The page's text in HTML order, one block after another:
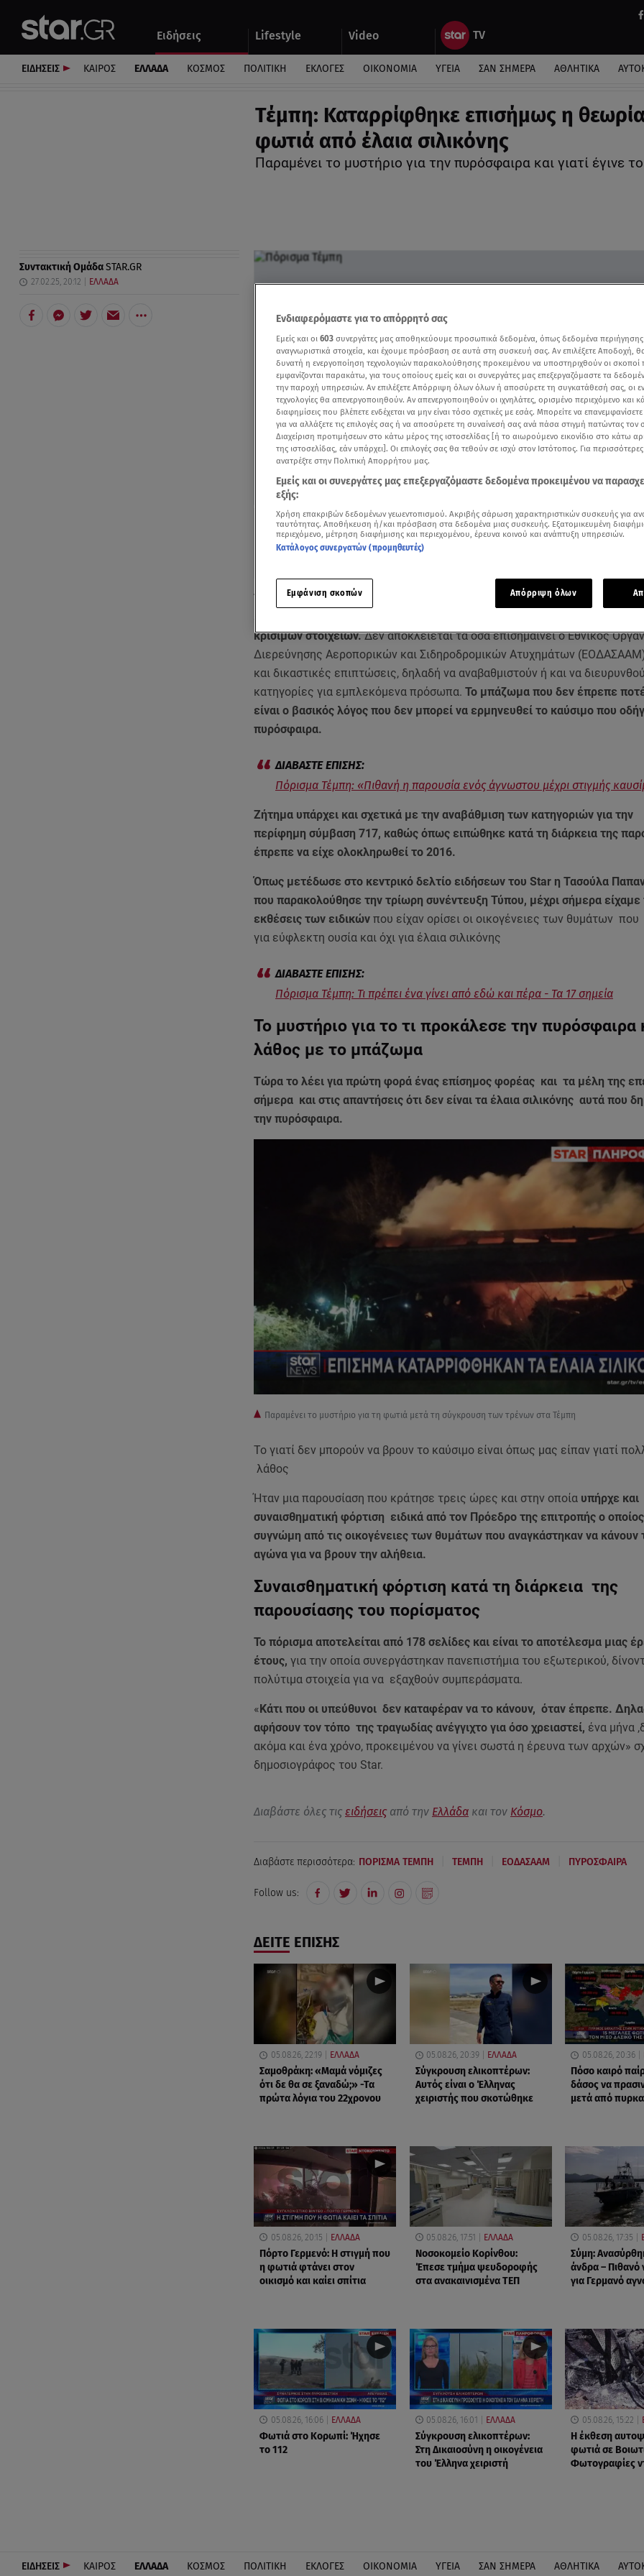
Ειδήσεις Lifestyle Video
Αυτοκίνητο
ΕΙΔΗΣΕΙΣ ΚΑΙΡΟΣ ΕΛΛΑΔΑ ΚΟΣΜΟΣ ΠΟΛΙΤΙΚΗ ΕΚΛΟΓΕΣ ΟΙΚΟΝΟΜΙΑ ΥΓΕΙΑ ΣΑΝ ΣΗΜΕΡΑ ΑΘΛΗΤΙΚΑ
Τέμπη: Καταρρίφθηκε επισήμως η
φωτιά από έλαια σιλικόνης
Παραμένει το μυστήριο για την πυρόσφαιρα και γιατί έγινε
Συντακτική ΟμάδαSTAR.GR
27.02.25, 20:12 ΕΛΛΑΔΑ
Δείτε περισσότερα άρθρα μας στα αποτελέσματα αναζήτησης
Το πόρισμα της Επιτροπής είναι σαφέστατο για το χάλι του ΟΣΕ και για το
κρίσιμων στοιχείων.Δεν αποκλείεται τα όσα επισημαίνει ο Εθνικός
Διερεύνησης Αεροπορικών και Σιδηροδρομικών Ατυχημάτων
και δικαστικές επιπτώσεις, δηλαδή να αναβαθμιστούν ή και να
κατηγορίες για εμπλεκόμενα πρόσωπα. Το μπάζωμα που δεν έπρεπε ποτέ
είναι ο βασικός λόγος που δεν μπορεί να ερμηνευθεί το καύσιμο που
πυρόσφαιρα.
Πόρισμα Τέμπη: «Πιθανή η παρουσία ενός άγνωστου μέχρι στιγμής
Ζήτημα υπάρχει και σχετικά με την αναβάθμιση των κατηγοριών για την
περίφημη σύμβαση 717, καθώς όπως ειπώθηκε κατά τη διάρκεια της
έπρεπε να είχε ολοκληρωθεί το 2016.
Όπως μετέδωσε στο κεντρικό δελτίο ειδήσεων του Star η Τασούλα
που παρακολούθησε την τρίωρη συνέντευξη Τύπου, μέχρι σήμερα είχαμε
εκθέσεις των ειδικών που είχαν ορίσει οι οικογένειες των θυμάτων που
για εύφλεκτη ουσία και όχι για έλαια σιλικόνης
Πόρισμα Τέμπη: Τι πρέπει ένα γίνει από εδώ και πέρα - Τα 17 σημεία
Το μυστήριο για το τι προκάλεσε την πυρόσφαιρα
λάθος με το μπάζωμα
Τώρα το λέει για πρώτη φορά ένας επίσημος φορέας και τα μέλη της
σήμερα και στις απαντήσεις ότι δεν είναι τα έλαια σιλικόνης αυτά που
την πυρόσφαιρα.
Παραμένει το μυστήριο για τη φωτιά μετά τη σύγκρουση των τρένων στα Τέμπη
Το γιατί δεν μπορούν να βρουν το καύσιμο είναι όπως μας είπαν γιατί
λάθος
Ήταν μια παρουσίαση που κράτησε τρεις ώρες και στην οποία υπήρχε και
συναισθηματική φόρτιση ειδικά από τον Πρόεδρο της επιτροπής ο
συγνώμη από τις οικογένειες των θυμάτων που αναγκάστηκαν να κάνουν
αγώνα για να βρουν την αλήθεια.
Συναισθηματική φόρτιση κατά τη διάρκεια της
παρουσίασης του πορίσματος
Το πόρισμα αποτελείται από 178 σελίδες και είναι το αποτέλεσμα μιας
έτους, για την οποία συνεργάστηκαν πανεπιστήμια του εξωτερικού,
πολύτιμα στοιχεία για να εξαχθούν συμπεράσματα.
« Κάτι που οι υπεύθυνοι δεν καταφέραν να το κάνουν, όταν έπρεπε.
αφήσουν τον τόπο της τραγωδίας ανέγγιχτο για όσο χρειαστεί, ένα μήνα
ακόμα και ένα χρόνο, προκειμένου να γίνει σωστά η έρευνα των αρχών»
δημοσιογράφος του Star.
Διαβάστε όλες τις ειδήσειςαπό την Ελλάδακαι τον Κόσμο.
Διαβάστε περισσότερα: ΠΟΡΙΣΜΑ ΤΕΜΠΗ ΤΕΜΠΗ ΕΟΔΑΣΑΑΜ ΠΥΡΟΣΦΑΙΡΑ
Follow us:
ΔΕΙΤΕ ΕΠΙΣΗΣ
05.08.26, 22:19 ΕΛΛΑΔΑ
Σαμοθράκη: «Μαμά νόμιζες
ότι δε θα σε ξαναδώ;» -Τα
πρώτα λόγια του 22χρονου
05.08.26, 20:39 ΕΛΛΑΔΑ
Σύγκρουση ελικοπτέρων:
Αυτός είναι ο Έλληνας
χειριστής που σκοτώθηκε
05.08.26, 20:36
Πόσο καιρό
δάσος να
μετά από
05.08.26, 20:15 ΕΛΛΑΔΑ
Πόρτο Γερμενό: Η στιγμή που
η φωτιά φτάνει στον
οικισμό και καίει σπίτια
05.08.26, 17:51 ΕΛΛΑΔΑ
Νοσοκομείο Κορίνθου:
Έπεσε τμήμα ψευδοροφής
στα ανακαινισμένα ΤΕΠ
05.08.26, 17:35
Σύμη:
άνδρα – Πιθανό
για Γερμανό
05.08.26, 16:06 ΕΛΛΑΔΑ
Φωτιά στο Κορωπί: Ήχησε
το 112
05.08.26, 16:01 ΕΛΛΑΔΑ
Σύγκρουση ελικοπτέρων:
Στη Δικαιοσύνη η οικογένεια
του Έλληνα χειριστή
05.08.26, 15:22
Η έκθεση
φωτιά σε
Φωτογραφίες
ΕΙΔΗΣΕΙΣ ΚΑΙΡΟΣ ΕΛΛΑΔΑ ΚΟΣΜΟΣ ΠΟΛΙΤΙΚΗ ΕΚΛΟΓΕΣ ΟΙΚΟΝΟΜΙΑ ΥΓΕΙΑ ΣΑΝ ΣΗΜΕΡΑ ΑΘΛΗΤΙΚΑ
Ενδιαφερόμαστε για το απόρρητό σας
Εμείς και οι 603 συνεργάτες μας αποθηκεύουμε προσωπικά δεδομένα, όπως δεδομένα
αναγνωριστικά στοιχεία, και έχουμε πρόσβαση σε αυτά στη συσκευή σας. Αν επιλέξετε Αποδοχή,
δυνατή η ενεργοποίηση τεχνολογιών παρακολούθησης προκειμένου να υποστηριχθούν οι σκοποί
εμφανίζονται παρακάτω, για τους οποίους εμείς και οι συνεργάτες μας επεξεργαζόμαστε τα
την παροχή υπηρεσιών. Αν επιλέξετε Απόρριψη όλων όλων ή αποσύρετε τη συγκατάθεσή σας, οι
τεχνολογίες θα απενεργοποιηθούν. Αν απενεργοποιηθούν οι ιχνηλάτες, ορισμένο περιεχόμενο και
διαφημίσεις που βλέπετε ενδέχεται να μην είναι τόσο σχετικές με εσάς. Μπορείτε να
για να αλλάξετε τις επιλογές σας ή να αποσύρετε τη συναίνεσή σας ανά πάσα στιγμή πατώντας τον
Διαχείριση προτιμήσεων στο κάτω μέρος της ιστοσελίδας [ή το αιωρούμενο εικονίδιο στο κάτω
της ιστοσελίδας, εάν υπάρχει]. Οι επιλογές σας θα τεθούν σε ισχύ στον Ιστότοπος. Για
ανατρέξτε στην Πολιτική Απορρήτου μας.
Εμείς και οι συνεργάτες μας επεξεργαζόμαστε δεδομένα προκειμένου να
εξής:
Χρήση επακριβών δεδομένων γεωεντοπισμού. Ακριβής σάρωση χαρακτηριστικών συσκευής για
ταυτότητας. Αποθήκευση ή/και πρόσβαση στα δεδομένα μιας συσκευής. Εξατομικευμένη
περιεχόμενο, μέτρηση διαφήμισης και περιεχομένου, έρευνα κοινού και ανάπτυξη υπηρεσιών.
Κατάλογος συνεργατών (προμηθευτές)
Εμφάνιση σκοπών Απόρριψη όλων